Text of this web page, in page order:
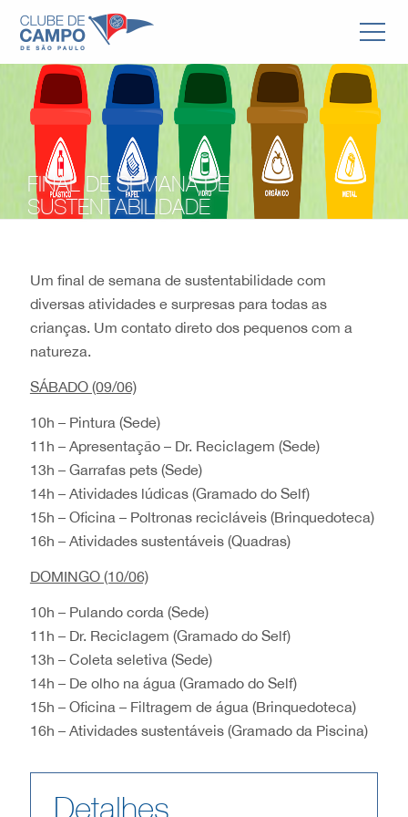
FINAL DE SEMANA DE
SUSTENTABILIDADE
Um final de semana de sustentabilidade com
diversas atividades e surpresas para todas as
crianças. Um contato direto dos pequenos com a
natureza.
SÁBADO (09/06)
10h – Pintura (Sede)
11h – Apresentação – Dr. Reciclagem (Sede)
13h – Garrafas pets (Sede)
14h – Atividades lúdicas (Gramado do Self)
15h – Oficina – Poltronas recicláveis (Brinquedoteca)
16h – Atividades sustentáveis (Quadras)
DOMINGO (10/06)
10h – Pulando corda (Sede)
11h – Dr. Reciclagem (Gramado do Self)
13h – Coleta seletiva (Sede)
14h – De olho na água (Gramado do Self)
15h – Oficina – Filtragem de água (Brinquedoteca)
16h – Atividades sustentáveis (Gramado da Piscina)
Detalhes